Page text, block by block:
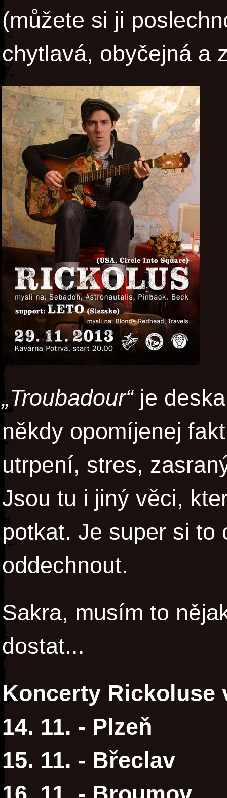
(můžete si ji
chytlavá, obyčejná a
„Troubadour“je
někdy opomíjenej
utrpení, stres,
Jsou tu i jiný věci,
potkat. Je super si to
oddechnout.
Sakra, musím to
dostat...
Koncerty Rickoluse
14. 11. - Plzeň
15. 11. - Břeclav